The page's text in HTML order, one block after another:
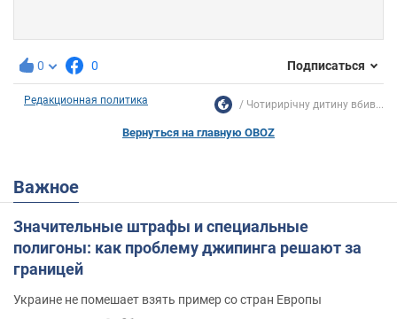
0 0 Подписаться
Редакционная политика Чотирирічну дитину вбив...
Вернуться на главную OBOZ
Важное
Значительные штрафы и специальные
полигоны: как проблему джипинга решают за
границей
Украине не помешает взять пример со стран Европы